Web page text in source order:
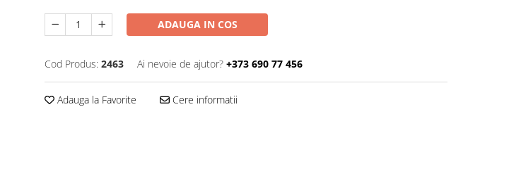
ADAUGA IN COS
Cod Produs: 2463 Ai nevoie de ajutor? +373 690 77 456
Adauga la Favorite Cere informatii